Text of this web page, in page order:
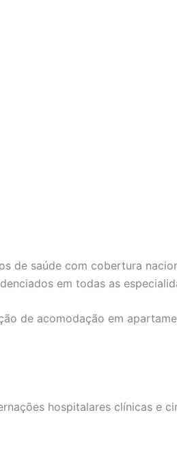
de saúde com cobertura
em todas as
de acomodação em
hospitalares clínicas e